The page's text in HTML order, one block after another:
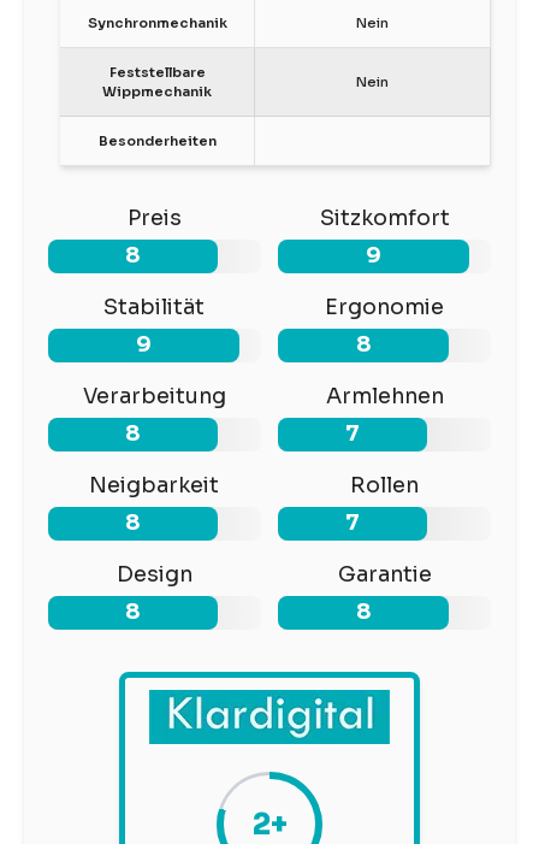
Synchronmechanik Nein
Feststellbare
Wippmechanik
Nein
Besonderheiten
Preis
8
Sitzkomfort
9
Stabilität
9
Ergonomie
8
Verarbeitung
8
Armlehnen
7
Neigbarkeit
8
Rollen
7
Design
8
Garantie
8
2+